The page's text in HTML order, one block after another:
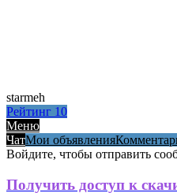
starmeh
Рейтинг 10
Меню
ЧатМои объявления
Войдите, чтобы отправить
Получить доступ к